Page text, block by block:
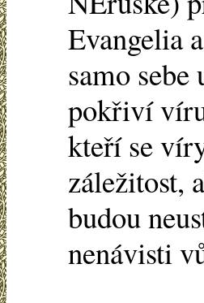
Evangelia
samo sebe
pokřiví
kteří se
záležitost,
budou
nenávisti